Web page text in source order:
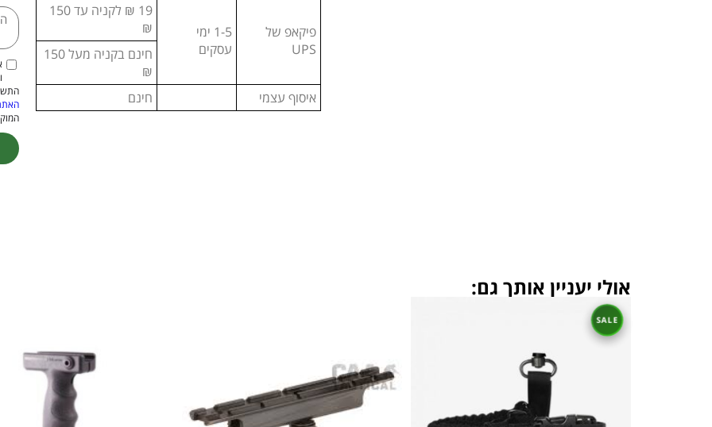
פיקאפ של
UPS
1-5 ימי
עסקים
19 ₪ לקניה עד 150
₪
חינם בקניה מעל 150
₪
איסוף עצמי
חינם
התשמ"א–1981 (כולל
אולי יעניין אותך גם: